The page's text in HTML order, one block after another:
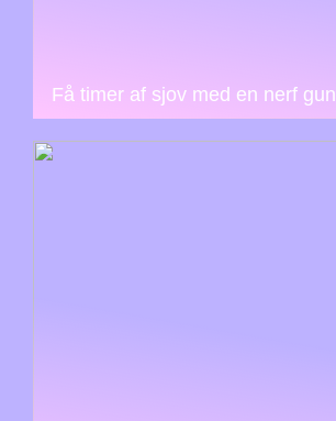
Få timer af sjov med en nerf gun